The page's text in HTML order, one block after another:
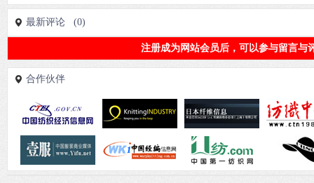
最新评论 (0)
注册成为网站会员后，可以参与留言与
合作伙伴